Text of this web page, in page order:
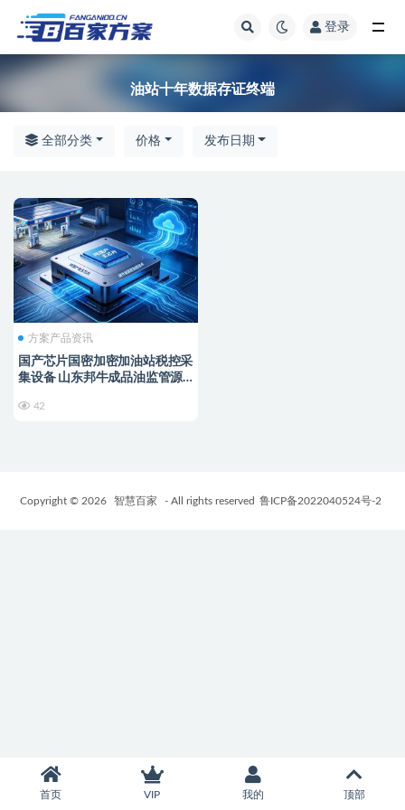
登录
油站十年数据存证终端
全部分类 价格 发布日期
方案产品资讯
国产芯片国密加密加油站税控采
集设备 山东邦牛成品油监管源
42
Copyright © 2026 智慧百家 - All rights reserved 鲁ICP备2022040524号-2
首页 VIP 我的 顶部